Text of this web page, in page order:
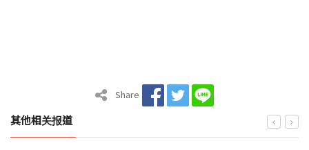
Share
其他相关报道